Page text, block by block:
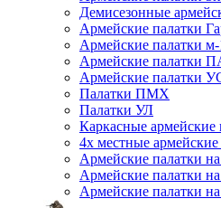
Демисезонные
Армейские палатки
Армейские палатки
Армейские палатки
Армейские палатки
Палатки ПМХ
Палатки УЛ
Каркасные армейские
4х местные армейские
Армейские палатки
Армейские палатки
Армейские палатки